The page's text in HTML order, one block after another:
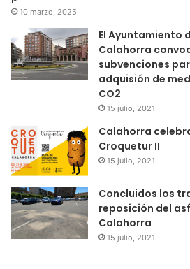
10 marzo, 2025
El Ayuntamiento
Calahorra
subvenciones
adquisión de
CO2
15 julio, 2021
Calahorra
Croquetur II
15 julio, 2021
Concluidos los
reposición del
Calahorra
15 julio, 2021